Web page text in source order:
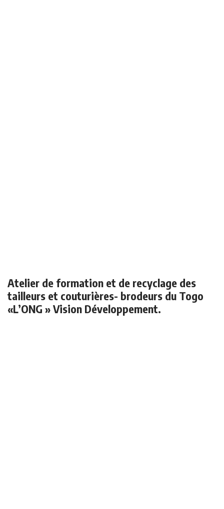
Atelier de formation et de recyclage des
tailleurs et couturières- brodeurs du Togo
«L’ONG » Vision Développement.